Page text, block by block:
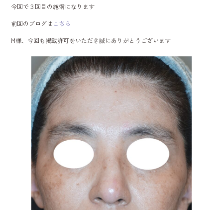
ok
今回で３回目の施術になります
前回のブログは こちら
M様、今回も掲載許可をいただき誠にありがとうございます